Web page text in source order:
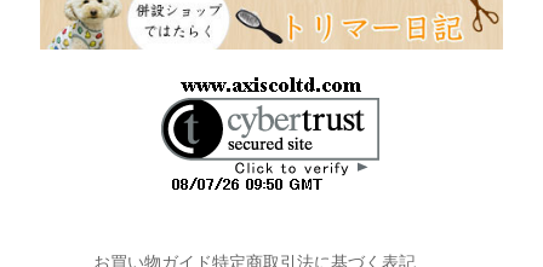
お買い物ガイド特定商取引法に基づく表記